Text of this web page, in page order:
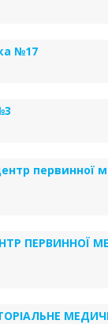
№17
первинної
ПЕРВИННОЇ